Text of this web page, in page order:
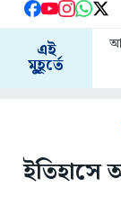
এই
মুহূর্তে